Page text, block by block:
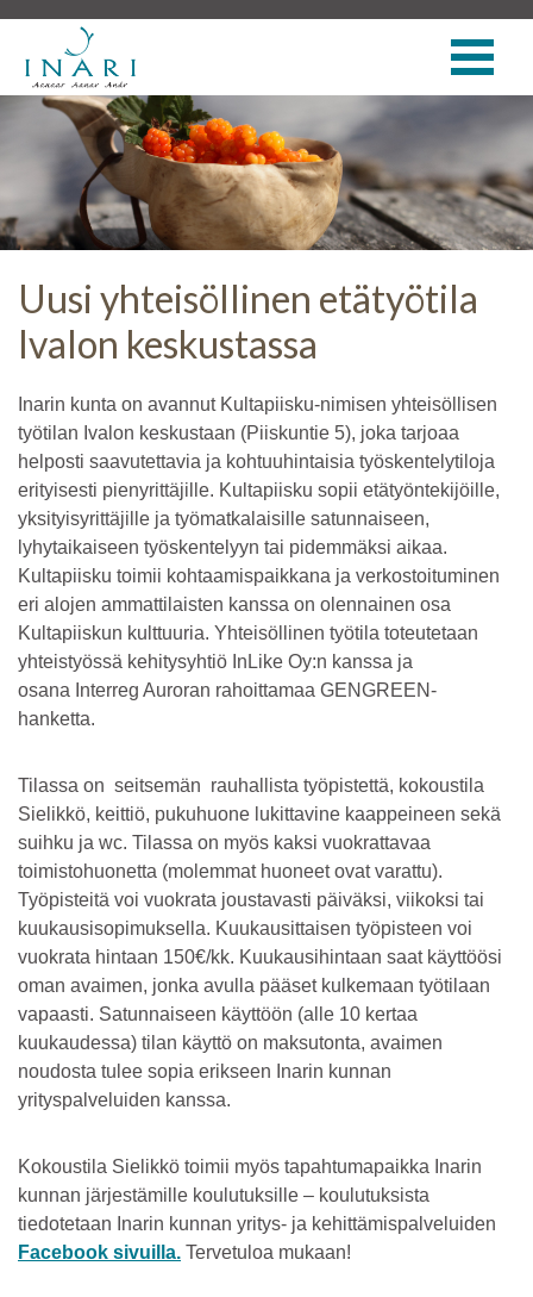
Uusi yhteisöllinen etätyötila
Ivalon keskustassa
Inarin kunta on avannut Kultapiisku-nimisen yhteisöllisen
työtilan Ivalon keskustaan (Piiskuntie 5), joka tarjoaa
helposti saavutettavia ja kohtuuhintaisia työskentelytiloja
erityisesti pienyrittäjille. Kultapiisku sopii etätyöntekijöille,
yksityisyrittäjille ja työmatkalaisille satunnaiseen,
lyhytaikaiseen työskentelyyn tai pidemmäksi aikaa.
Kultapiisku toimii kohtaamispaikkana ja verkostoituminen
eri alojen ammattilaisten kanssa on olennainen osa
Kultapiiskun kulttuuria. Yhteisöllinen työtila toteutetaan
yhteistyössä kehitysyhtiö InLike Oy:n kanssa ja
osana Interreg Auroran rahoittamaa GENGREEN-
hanketta.
Tilassa on seitsemän rauhallista työpistettä, kokoustila
Sielikkö, keittiö, pukuhuone lukittavine kaappeineen sekä
suihku ja wc. Tilassa on myös kaksi vuokrattavaa
toimistohuonetta (molemmat huoneet ovat varattu).
Työpisteitä voi vuokrata joustavasti päiväksi, viikoksi tai
kuukausisopimuksella. Kuukausittaisen työpisteen voi
vuokrata hintaan 150€/kk. Kuukausihintaan saat käyttöösi
oman avaimen, jonka avulla pääset kulkemaan työtilaan
vapaasti. Satunnaiseen käyttöön (alle 10 kertaa
kuukaudessa) tilan käyttö on maksutonta, avaimen
noudosta tulee sopia erikseen Inarin kunnan
yrityspalveluiden kanssa.
Kokoustila Sielikkö toimii myös tapahtumapaikka Inarin
kunnan järjestämille koulutuksille – koulutuksista
tiedotetaan Inarin kunnan yritys- ja kehittämispalveluiden
Facebook sivuilla. Tervetuloa mukaan!